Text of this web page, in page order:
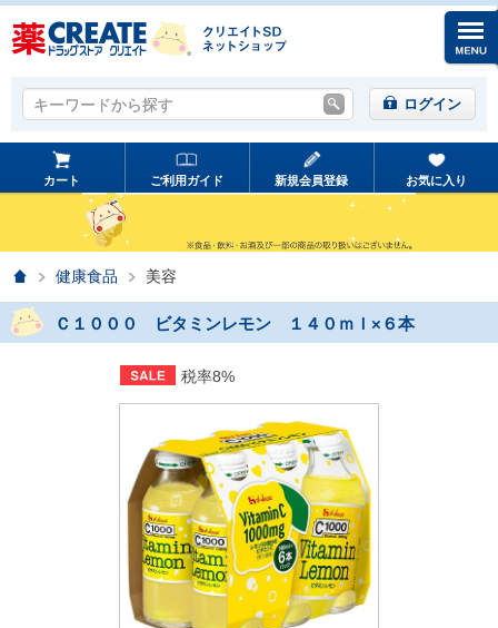
キーワードから探す
キーワードから探す ログイン
カート ご利用ガイド 新規会員登録 お気に入り
ホーム健康食品 美容
Ｃ１０００ ビタミンレモン １４０ｍｌ×６本
税率8%